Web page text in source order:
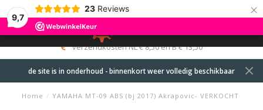
9,7
23 Reviews ×
MENU
0
verzendkosten NL € 8,50 en B € 13,50
de site is in onderhoud - binnenkort weer volledig beschikbaar
Home / YAMAHA MT-09 ABS (bj 2017) Akrapovic- VERKOCHT